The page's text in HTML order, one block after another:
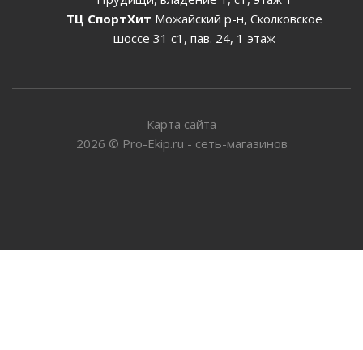
ТЦ СпортХит Можайский р-н, Сколковское
шоссе 31 с1, пав. 24, 1 этаж
Карта сайта
2026 © Pro-Ekip.ru - сеть-магазинов